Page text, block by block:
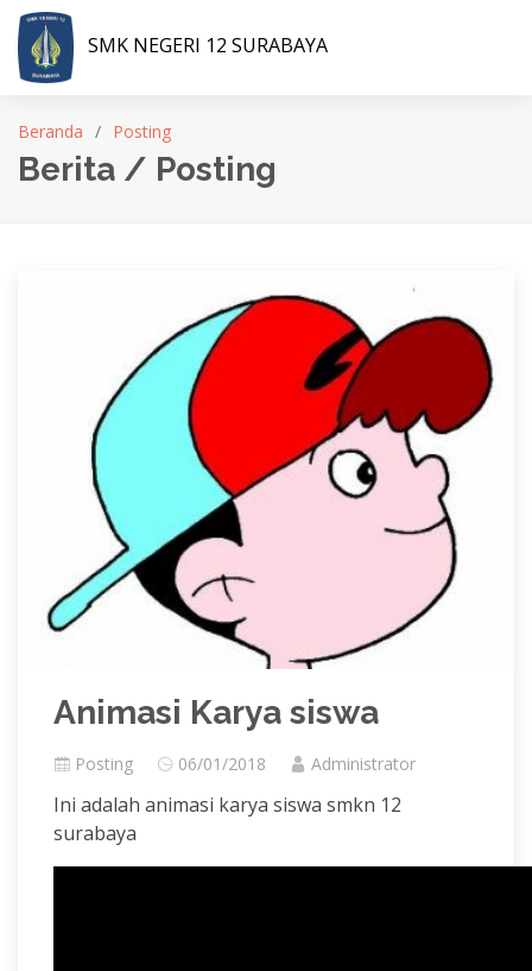
SMK NEGERI 12 SURABAYA
Beranda Posting
Berita / Posting
Animasi Karya siswa
Posting 06/01/2018 Administrator
Ini adalah animasi karya siswa smkn 12
surabaya